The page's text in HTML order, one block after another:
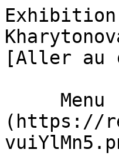
Exhibition
[Aller au
(https://